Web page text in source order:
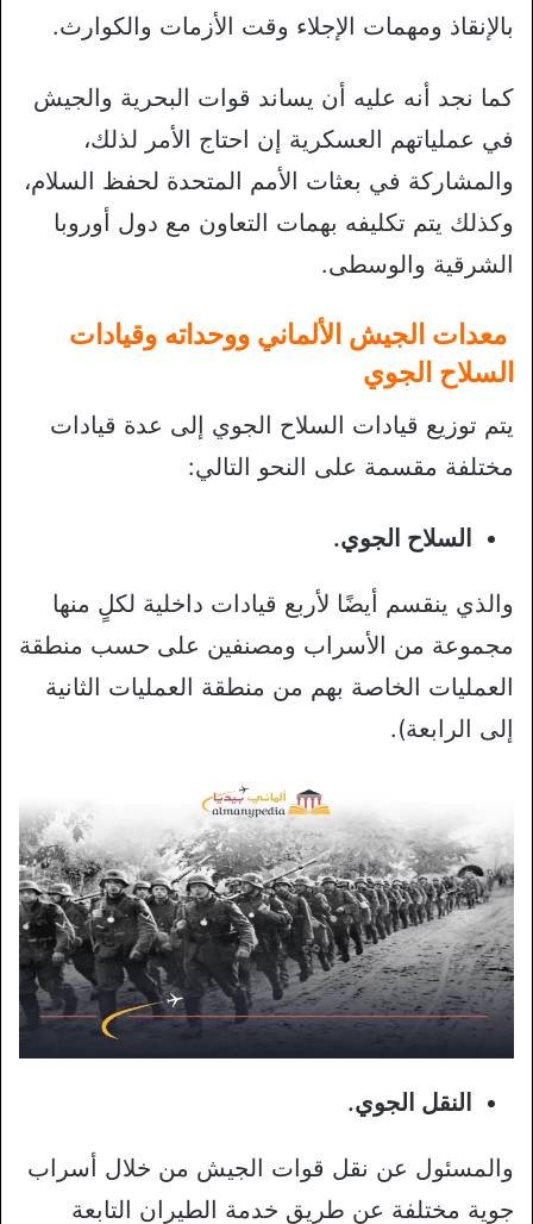
بالإنقاذ ومهمات الإجلاء وقت الأزمات والكوارث.
كما نجد أنه عليه أن يساند قوات البحرية والجيش
في عملياتهم العسكرية إن احتاج الأمر لذلك،
والمشاركة في بعثات الأمم المتحدة لحفظ السلام،
وكذلك يتم تكليفه بهمات التعاون مع دول أوروبا
الشرقية والوسطى.
معدات الجيش الألماني ووحداته وقيادات
السلاح الجوي
يتم توزيع قيادات السلاح الجوي إلى عدة قيادات
مختلفة مقسمة على النحو التالي:
السلاح الجوي.
والذي ينقسم أيضًا لأربع قيادات داخلية لكلٍ منها
مجموعة من الأسراب ومصنفين على حسب منطقة
العمليات الخاصة بهم من منطقة العمليات الثانية
إلى الرابعة).
النقل الجوي.
والمسئول عن نقل قوات الجيش من خلال أسراب
جوية مختلفة عن طريق خدمة الطيران التابعة